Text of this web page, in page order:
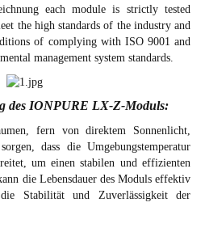
each module is strictly tested
the high standards of the industry and
of complying with ISO 9001 and
management system standards.
des IONPURE LX-Z-Moduls:
fern von direktem Sonnenlicht,
dass die Umgebungstemperatur
um einen stabilen und effizienten
die Lebensdauer des Moduls effektiv
Stabilität und Zuverlässigkeit der